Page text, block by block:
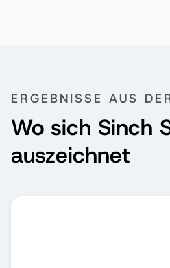
ERGEBNISSE AUS
Wo sich Sinch
auszeichnet